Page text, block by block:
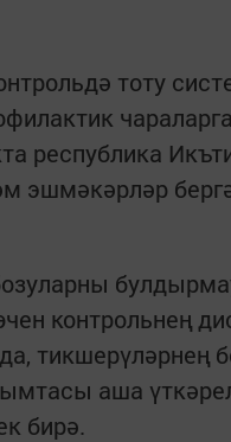
тоту
республика
эшмәкәрләр
контрольнең
тикшерүләрнең
аша
бирә.